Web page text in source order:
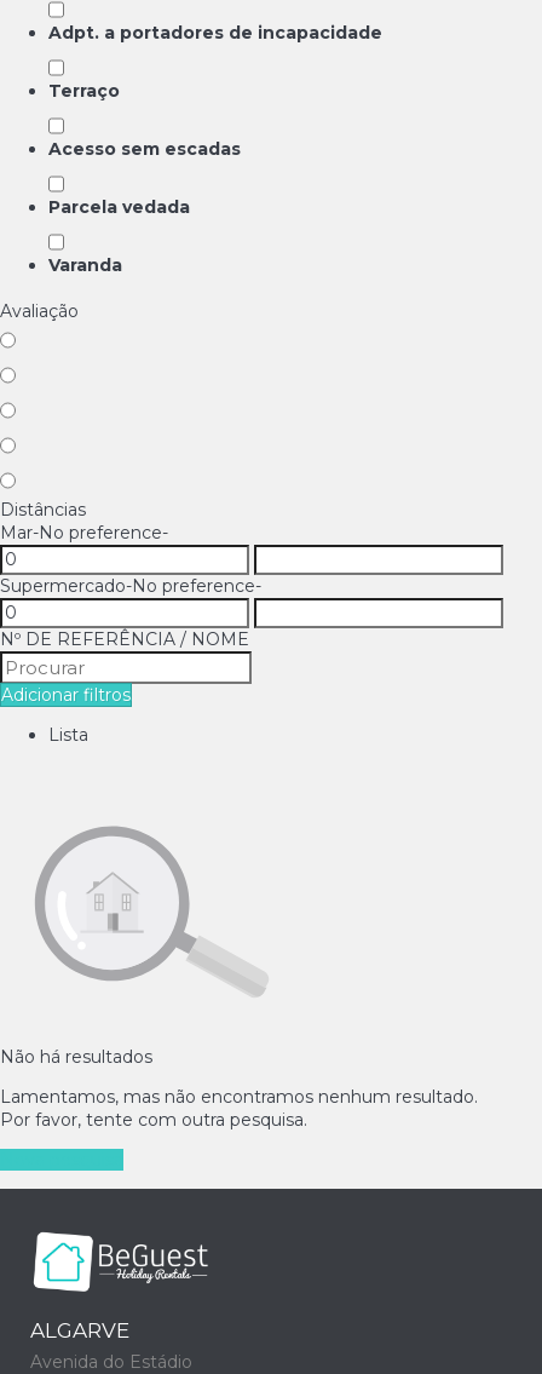
Adpt. a portadores de incapacidade
Terraço
Acesso sem escadas
Parcela vedada
Varanda
Avaliação
Distâncias
Mar-No preference-
Supermercado-No preference-
Nº DE REFERÊNCIA / NOME
Adicionar filtros
Lista
Não há resultados
Lamentamos, mas não encontramos nenhum resultado.
Por favor, tente com outra pesquisa.
ALGARVE
Avenida do Estádio